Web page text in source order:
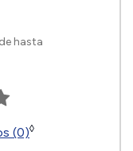
hasta
(0)◊